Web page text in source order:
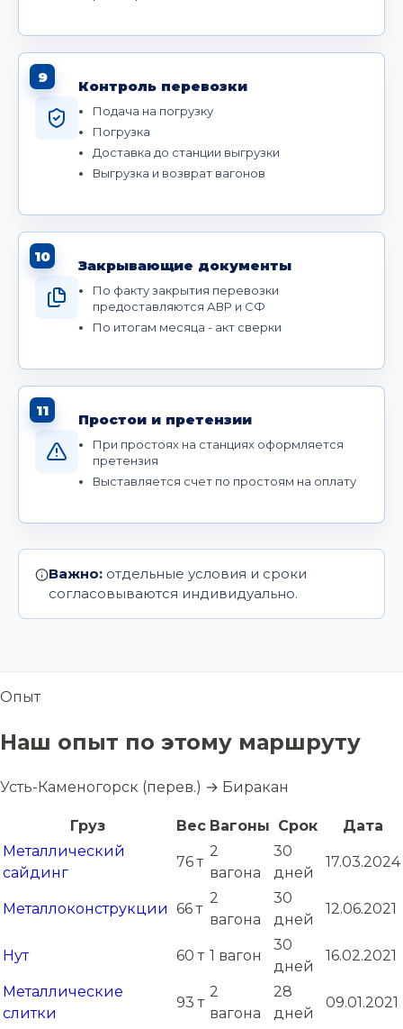
9
Контроль перевозки
Подача на погрузку
Погрузка
Доставка до станции выгрузки
Выгрузка и возврат вагонов
10
Закрывающие документы
По факту закрытия перевозки
предоставляются АВР и СФ
По итогам месяца - акт сверки
11
Простои и претензии
При простоях на станциях оформляется
претензия
Выставляется счет по простоям на оплату
Важно: отдельные условия и сроки
согласовываются индивидуально.
Опыт
Наш опыт по этому маршруту
Усть-Каменогорск (перев.) → Биракан
Груз Вес Вагоны Срок
Дата
Металлический
сайдинг
76 т
2
вагона
30
дней
17.03.2024
Металлоконструкции 66 т
2
вагона
30
дней
12.06.2021
Нут 60 т 1 вагон
30
дней
16.02.2021
Металлические
слитки
93 т
2
вагона
28
дней
09.01.2021